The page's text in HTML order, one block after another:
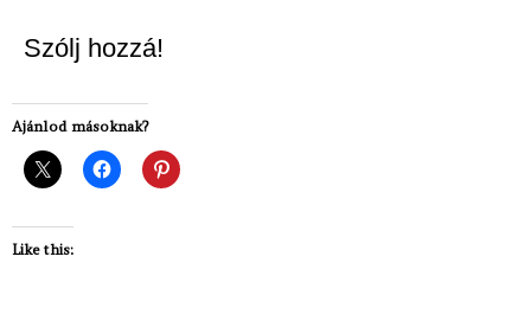
Szólj hozzá!
Ajánlod másoknak?
Like this: